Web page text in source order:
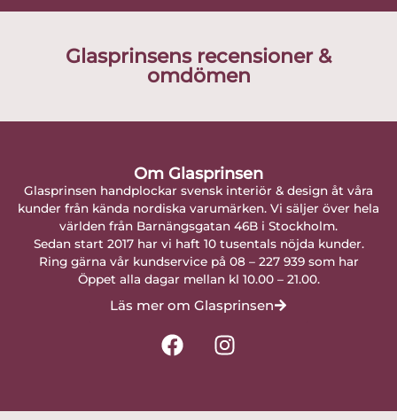
Glasprinsens recensioner &
omdömen
Om Glasprinsen
Glasprinsen handplockar svensk interiör & design åt våra
kunder från kända nordiska varumärken. Vi säljer över hela
världen från Barnängsgatan 46B i Stockholm.
Sedan start 2017 har vi haft 10 tusentals nöjda kunder.
Ring gärna vår kundservice på 08 – 227 939 som har
Öppet alla dagar mellan kl 10.00 – 21.00.
Läs mer om Glasprinsen
F
a
I
n